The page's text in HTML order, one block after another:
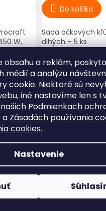
obsahu a reklám,
médií a analýzu
cookie. Niektoré sú
iné nastavíme len s
Podmienkach
a Zásadách používania
cookies.
Nastavenie
W,
dreva,
Do košíka
Sada očkových
dlhých – 5 ks
W, 16– 1800 W, 400 /
250–500 l/min
PH1800
Skladom
☰
Hľadať